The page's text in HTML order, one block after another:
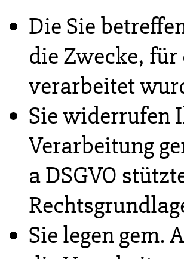
Die Sie
die Zwecke, für
verarbeitet
Sie widerrufen
Verarbeitung
a DSGVO
Sie legen gem.